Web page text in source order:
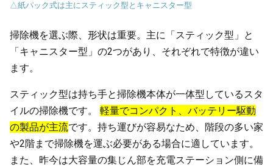
△紙パック式は主にスティック型とキャニスター型
掃除機を選ぶ際、形状は重要。主に「スティック型」と
「キャニスター型」の2つがあり、それぞれで特徴が違い
ます。
スティック型は持ち手と掃除機本体が一体型しているスタ
イルの掃除機です。 軽量でコンパクト、バッテリー駆動
の製品が主流です。持ち運びが容易なため、階段の多い家
や2階まで掃除機を運ぶ必要がある場合に適しています。
また、昨今は大容量の集じん部を充電ステーション側に備